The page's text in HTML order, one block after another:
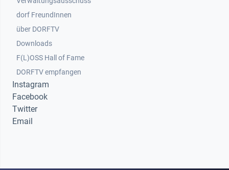
dorf FreundInnen
Footer 3
über DORFTV
Downloads
F(L)OSS Hall of Fame
Footer 4
DORFTV empfangen
Instagram
Facebook
Twitter
Email